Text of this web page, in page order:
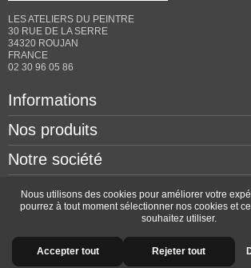
LES ATELIERS DU PEINTRE
30 RUE DE LA SERRE
34320 ROUJAN
FRANCE
02 30 96 05 86
Informations
Nos produits
Notre société
Contactez-nous
Copyright © 2026 - Design by Prestacrea
software byPrestaShop™
Nous utilisons des cookies pour améliorer votre
pourrez à tout moment sélectionner nos cookies et
souhaitez utiliser.
Accepter tout Rejeter tout